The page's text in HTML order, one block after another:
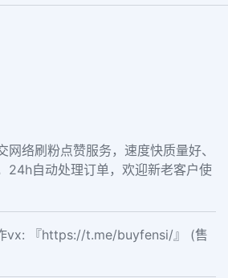
网络刷粉点赞服务，速度快质量好、
24h自动处理订单，欢迎新老客户使
vx: 『https://t.me/buyfensi/』 (售